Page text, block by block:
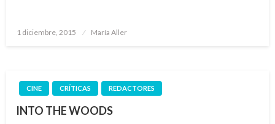
Publicado
1 diciembre, 2015 María Aller
CINE CRÍTICAS REDACTORES
INTO THE WOODS